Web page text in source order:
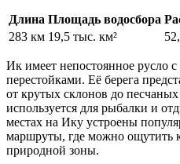
Длина Площадь водосбора
283 км 19,5 тыс. км²
Ик имеет непостоянное русло
перестойками. Её берега
от крутых склонов до
используется для рыбалки и
местах на Ику устроены
маршруты, где можно ощутить
природной зоны.